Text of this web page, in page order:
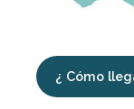
¿ Cómo